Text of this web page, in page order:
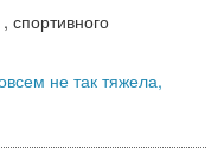
спортивного
не так тяжела,